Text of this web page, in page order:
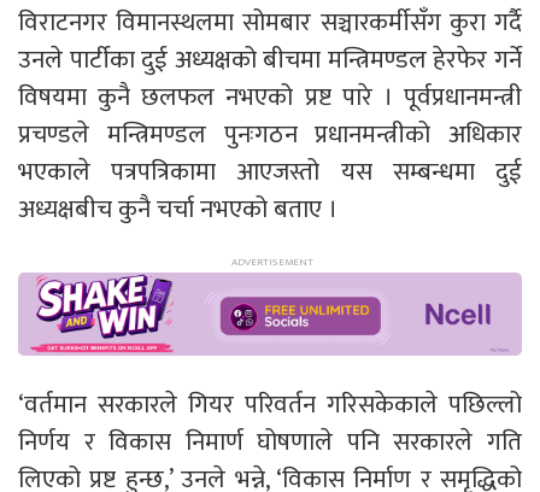
विराटनगर विमानस्थलमा सोमबार सञ्चारकर्मीसँग कुरा गर्दै
उनले पार्टीका दुई अध्यक्षको बीचमा मन्त्रिमण्डल हेरफेर गर्ने
विषयमा कुनै छलफल नभएको प्रष्ट पारे । पूर्वप्रधानमन्त्री
प्रचण्डले मन्त्रिमण्डल पुनःगठन प्रधानमन्त्रीको अधिकार
भएकाले पत्रपत्रिकामा आएजस्तो यस सम्बन्धमा दुई
अध्यक्षबीच कुनै चर्चा नभएको बताए ।
‘वर्तमान सरकारले गियर परिवर्तन गरिसकेकाले पछिल्लो
निर्णय र विकास निमार्ण घोषणाले पनि सरकारले गति
लिएको प्रष्ट हुन्छ,’ उनले भन्ने, ‘विकास निर्माण र समृद्धिको